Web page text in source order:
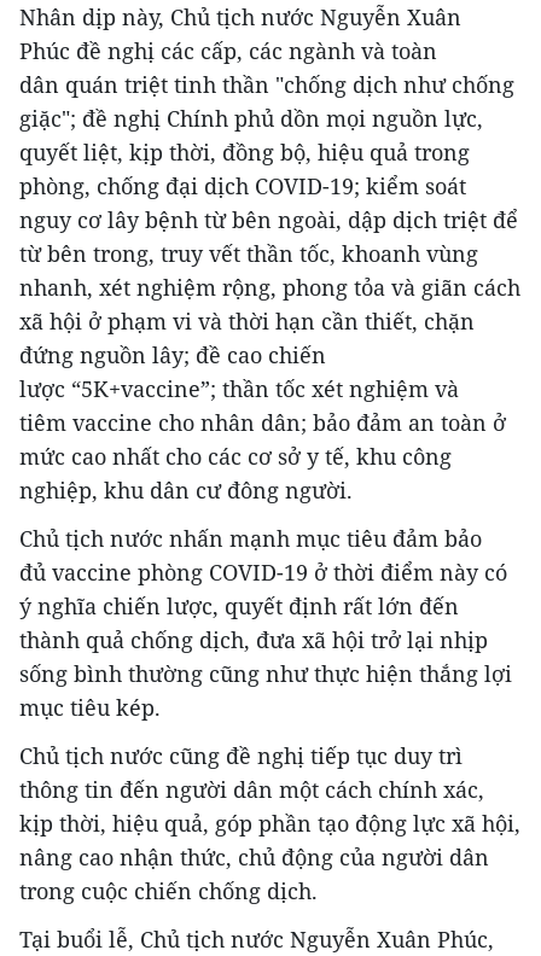
Nhân dịp này, Chủ tịch nước Nguyễn Xuân
Phúc đề nghị các cấp, các ngành và toàn
dân quán triệt tinh thần "chống dịch như chống
giặc"; đề nghị Chính phủ dồn mọi nguồn lực,
quyết liệt, kịp thời, đồng bộ, hiệu quả trong
phòng, chống đại dịch COVID-19; kiểm soát
nguy cơ lây bệnh từ bên ngoài, dập dịch triệt để
từ bên trong, truy vết thần tốc, khoanh vùng
nhanh, xét nghiệm rộng, phong tỏa và giãn cách
xã hội ở phạm vi và thời hạn cần thiết, chặn
đứng nguồn lây; đề cao chiến
lược “5K+vaccine”; thần tốc xét nghiệm và
tiêm vaccine cho nhân dân; bảo đảm an toàn ở
mức cao nhất cho các cơ sở y tế, khu công
nghiệp, khu dân cư đông người.
Chủ tịch nước nhấn mạnh mục tiêu đảm bảo
đủ vaccine phòng COVID-19 ở thời điểm này có
ý nghĩa chiến lược, quyết định rất lớn đến
thành quả chống dịch, đưa xã hội trở lại nhịp
sống bình thường cũng như thực hiện thắng lợi
mục tiêu kép.
Chủ tịch nước cũng đề nghị tiếp tục duy trì
thông tin đến người dân một cách chính xác,
kịp thời, hiệu quả, góp phần tạo động lực xã hội,
nâng cao nhận thức, chủ động của người dân
trong cuộc chiến chống dịch.
Tại buổi lễ, Chủ tịch nước Nguyễn Xuân Phúc,